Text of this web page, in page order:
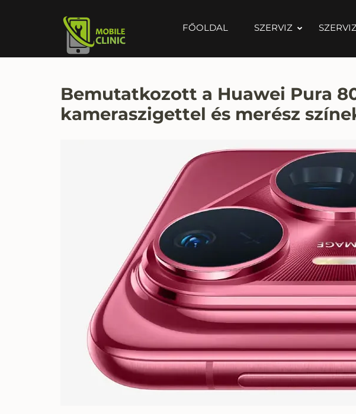
FŐOLDAL SZERVIZ
Bemutatkozott a Huawei Pura
kameraszigettel és merész